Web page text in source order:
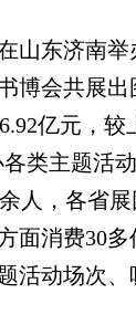
山东济南举
博会共展出
亿元，较
类主题活动
人，各省
面消费30多
活动场次、